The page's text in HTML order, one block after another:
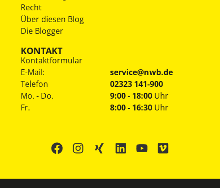
Recht
Über diesen Blog
Die Blogger
KONTAKT
Kontaktformular
E-Mail:
service@nwb.de
Telefon
02323 141-900
Mo. - Do.
Fr.
9:00 - 18:00 Uhr
8:00 - 16:30 Uhr